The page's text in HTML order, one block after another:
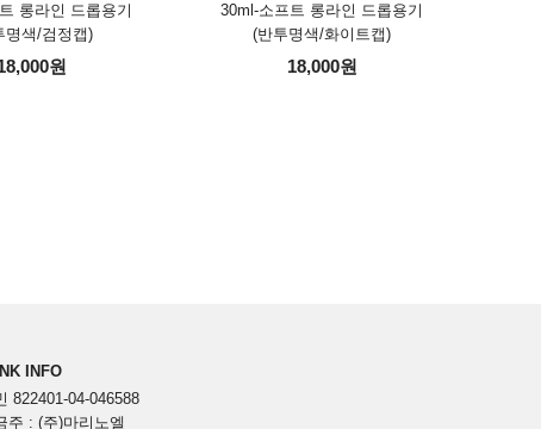
롱라인 드롭용기
명색/검정캡)
원
30ml-소프트 롱라인 드롭용기
(반투명색/화이트캡)
18,000원
INFO
822401-04-046588
주 : (주)마리노엘